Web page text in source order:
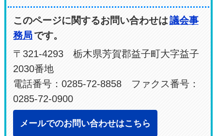
このページに関するお問い合わせは議会事
務局です。
〒321-4293 栃木県芳賀郡益子町大字益子
2030番地
電話番号：0285-72-8858 ファクス番号：
0285-72-0900
メールでのお問い合わせはこちら